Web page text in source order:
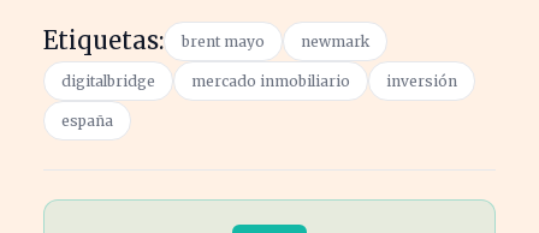
Etiquetas: brent mayo newmark
digitalbridge mercado inmobiliario inversión
españa